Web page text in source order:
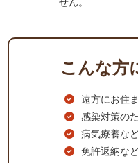
こんな方
遠方にお住
感染対策の
病気療養な
免許返納な